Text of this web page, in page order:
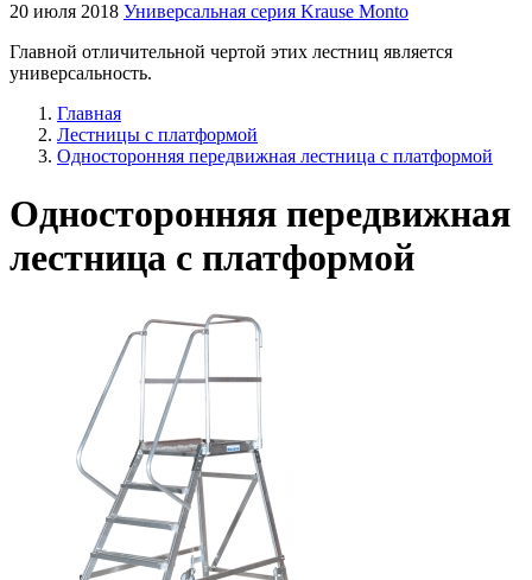
20 июля 2018 Универсальная серия Krause Monto
Главной отличительной чертой этих лестниц является
универсальность.
Главная
Лестницы с платформой
Односторонняя передвижная лестница с платформой
Односторонняя передвижная
лестница с платформой